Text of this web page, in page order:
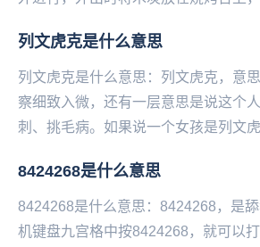
列文虎克是什么意思
列文虎克是什么意思：列文虎克，意
察细致入微，还有一层意思是说这个
刺、挑毛病。如果说一个女孩是列文
从...
8424268是什么意思
8424268是什么意思：8424268，是
机键‌‌‌‌‌‌‌‌‌‌‌‌盘九宫格中按8424268，就可以